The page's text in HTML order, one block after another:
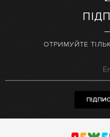
ОТРИМУЙТЕ